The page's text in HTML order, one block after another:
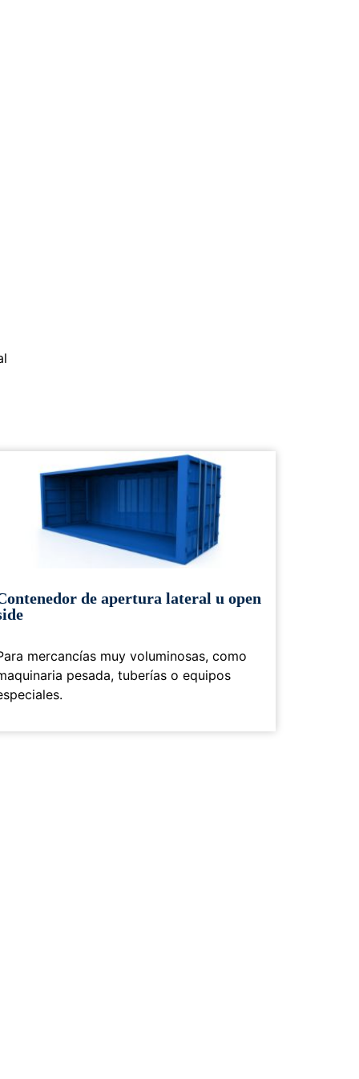
de apertura lateral u open
mercancías muy voluminosas, como
pesada, tuberías o equipos